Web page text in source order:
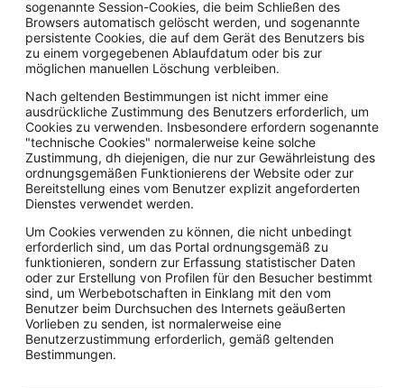
sogenannte Session-Cookies, die beim Schließen des
Browsers automatisch gelöscht werden, und sogenannte
persistente Cookies, die auf dem Gerät des Benutzers bis
zu einem vorgegebenen Ablaufdatum oder bis zur
möglichen manuellen Löschung verbleiben.
Nach geltenden Bestimmungen ist nicht immer eine
ausdrückliche Zustimmung des Benutzers erforderlich, um
Cookies zu verwenden. Insbesondere erfordern sogenannte
"technische Cookies" normalerweise keine solche
Zustimmung, dh diejenigen, die nur zur Gewährleistung des
ordnungsgemäßen Funktionierens der Website oder zur
Bereitstellung eines vom Benutzer explizit angeforderten
Dienstes verwendet werden.
Um Cookies verwenden zu können, die nicht unbedingt
erforderlich sind, um das Portal ordnungsgemäß zu
funktionieren, sondern zur Erfassung statistischer Daten
oder zur Erstellung von Profilen für den Besucher bestimmt
sind, um Werbebotschaften in Einklang mit den vom
Benutzer beim Durchsuchen des Internets geäußerten
Vorlieben zu senden, ist normalerweise eine
Benutzerzustimmung erforderlich, gemäß geltenden
Bestimmungen.